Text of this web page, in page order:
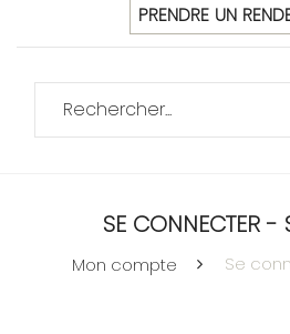
PRENDRE UN
SE CONNECTER -
Mon compte Se